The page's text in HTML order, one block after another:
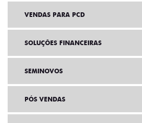
VENDAS PARA PCD
SOLUÇÕES FINANCEIRAS
SEMINOVOS
PÓS VENDAS